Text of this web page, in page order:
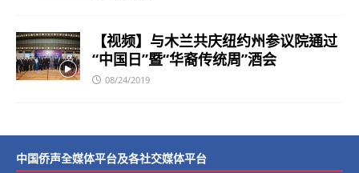
【视频】与木兰共庆纽约州参议院通过
“中国日”暨“华裔传统周”酒会
08/24/2019
中国侨声全媒体平台及各社交媒体平台